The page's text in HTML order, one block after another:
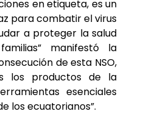
en etiqueta, es un
para combatir el virus
a proteger la salud
manifestó la
de esta NSO,
los productos de la
esenciales
los ecuatorianos”.